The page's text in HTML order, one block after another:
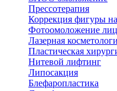
Прессотерапия
Коррекция фигуры
Фотоомоложение
Лазерная
Пластическая
Нитевой лифтинг
Липосакция
Блефаропластика